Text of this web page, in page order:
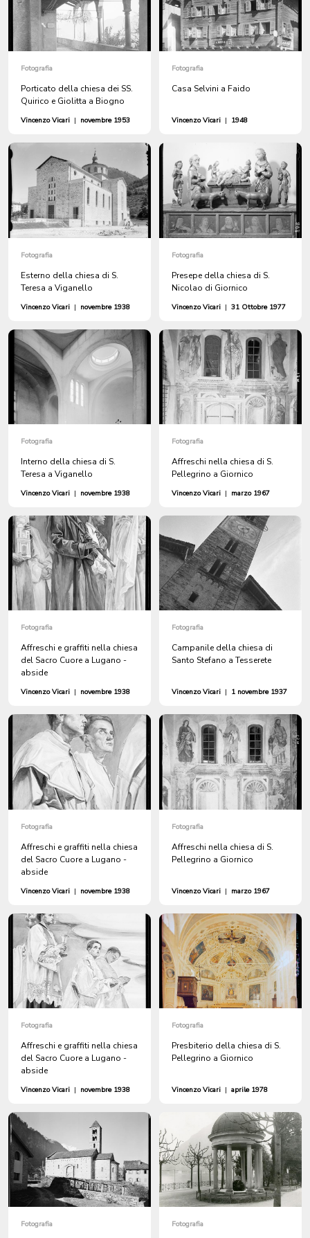
Fotografia
Porticato della chiesa dei SS.
Quirico e Giolitta a Biogno
Vincenzo Vicari | novembre 1953
Fotografia
Casa Selvini a Faido
Vincenzo Vicari | 1948
Fotografia
Esterno della chiesa di S.
Teresa a Viganello
Vincenzo Vicari | novembre 1938
Fotografia
Presepe della chiesa di S.
Nicolao di Giornico
Vincenzo Vicari | 31 Ottobre 1977
Fotografia
Interno della chiesa di S.
Teresa a Viganello
Vincenzo Vicari | novembre 1938
Fotografia
Affreschi nella chiesa di S.
Pellegrino a Giornico
Vincenzo Vicari | marzo 1967
Fotografia
Affreschi e graffiti nella chiesa
del Sacro Cuore a Lugano -
abside
Vincenzo Vicari | novembre 1938
Fotografia
Campanile della chiesa di
Santo Stefano a Tesserete
Vincenzo Vicari | 1 novembre 1937
Fotografia
Affreschi e graffiti nella chiesa
del Sacro Cuore a Lugano -
abside
Vincenzo Vicari | novembre 1938
Fotografia
Affreschi nella chiesa di S.
Pellegrino a Giornico
Vincenzo Vicari | marzo 1967
Fotografia
Affreschi e graffiti nella chiesa
del Sacro Cuore a Lugano -
abside
Vincenzo Vicari | novembre 1938
Fotografia
Presbiterio della chiesa di S.
Pellegrino a Giornico
Vincenzo Vicari | aprile 1978
Fotografia Fotografia